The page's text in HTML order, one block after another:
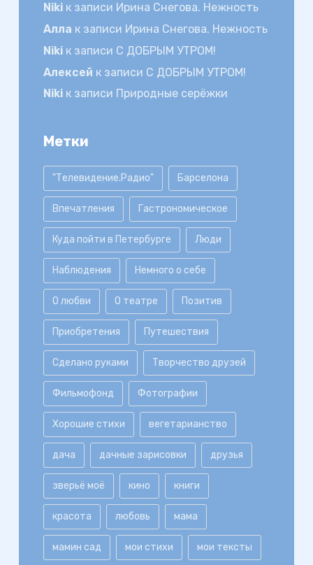
Nikiк записи Ирина Снегова. Нежность
Алла к записи Ирина Снегова. Нежность
Nikiк записи С ДОБРЫМ УТРОМ!
Алексей к записи С ДОБРЫМ УТРОМ!
Nikiк записи Природные серёжки
Метки
"Телевидение.Радио" Барселона
Впечатления Гастрономическое
Куда пойти в Петербурге Люди
Наблюдения Немного о себе
О любви О театре Позитив
Приобретения Путешествия
Сделано руками Творчество друзей
Фильмофонд Фотографии
Хорошие стихи вегетарианство
дача дачные зарисовки друзья
зверьё моё кино книги
красота любовь мама
мамин сад мои стихи мои тексты